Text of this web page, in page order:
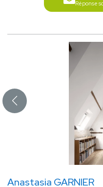
Réponse
Anastasia GARNIER